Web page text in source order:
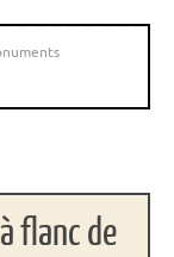
flanc de